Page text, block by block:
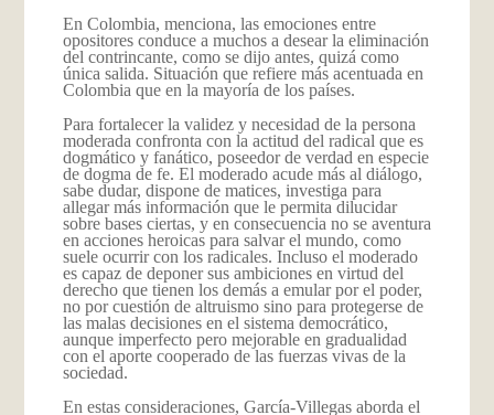
En Colombia, menciona, las emociones entre
opositores conduce a muchos a desear la eliminación
del contrincante, como se dijo antes, quizá como
única salida. Situación que refiere más acentuada en
Colombia que en la mayoría de los países.
Para fortalecer la validez y necesidad de la persona
moderada confronta con la actitud del radical que es
dogmático y fanático, poseedor de verdad en especie
de dogma de fe. El moderado acude más al diálogo,
sabe dudar, dispone de matices, investiga para
allegar más información que le permita dilucidar
sobre bases ciertas, y en consecuencia no se aventura
en acciones heroicas para salvar el mundo, como
suele ocurrir con los radicales. Incluso el moderado
es capaz de deponer sus ambiciones en virtud del
derecho que tienen los demás a emular por el poder,
no por cuestión de altruismo sino para protegerse de
las malas decisiones en el sistema democrático,
aunque imperfecto pero mejorable en gradualidad
con el aporte cooperado de las fuerzas vivas de la
sociedad.
En estas consideraciones, García-Villegas aborda el